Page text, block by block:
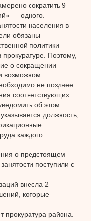
сократить 9
— одного.
населения в
обязаны
политики
Поэтому,
о сокращении
возможном
не позднее
соответствующих
об этом
должность,
каждого
о предстоящем
поступили с
внесла 2
которые
прокуратура района.